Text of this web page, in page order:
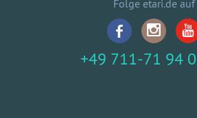
Folge etari.de auf
+49 711-71 94